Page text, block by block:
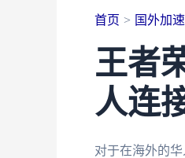
首页 国外加
王者
人连
对于在海外的